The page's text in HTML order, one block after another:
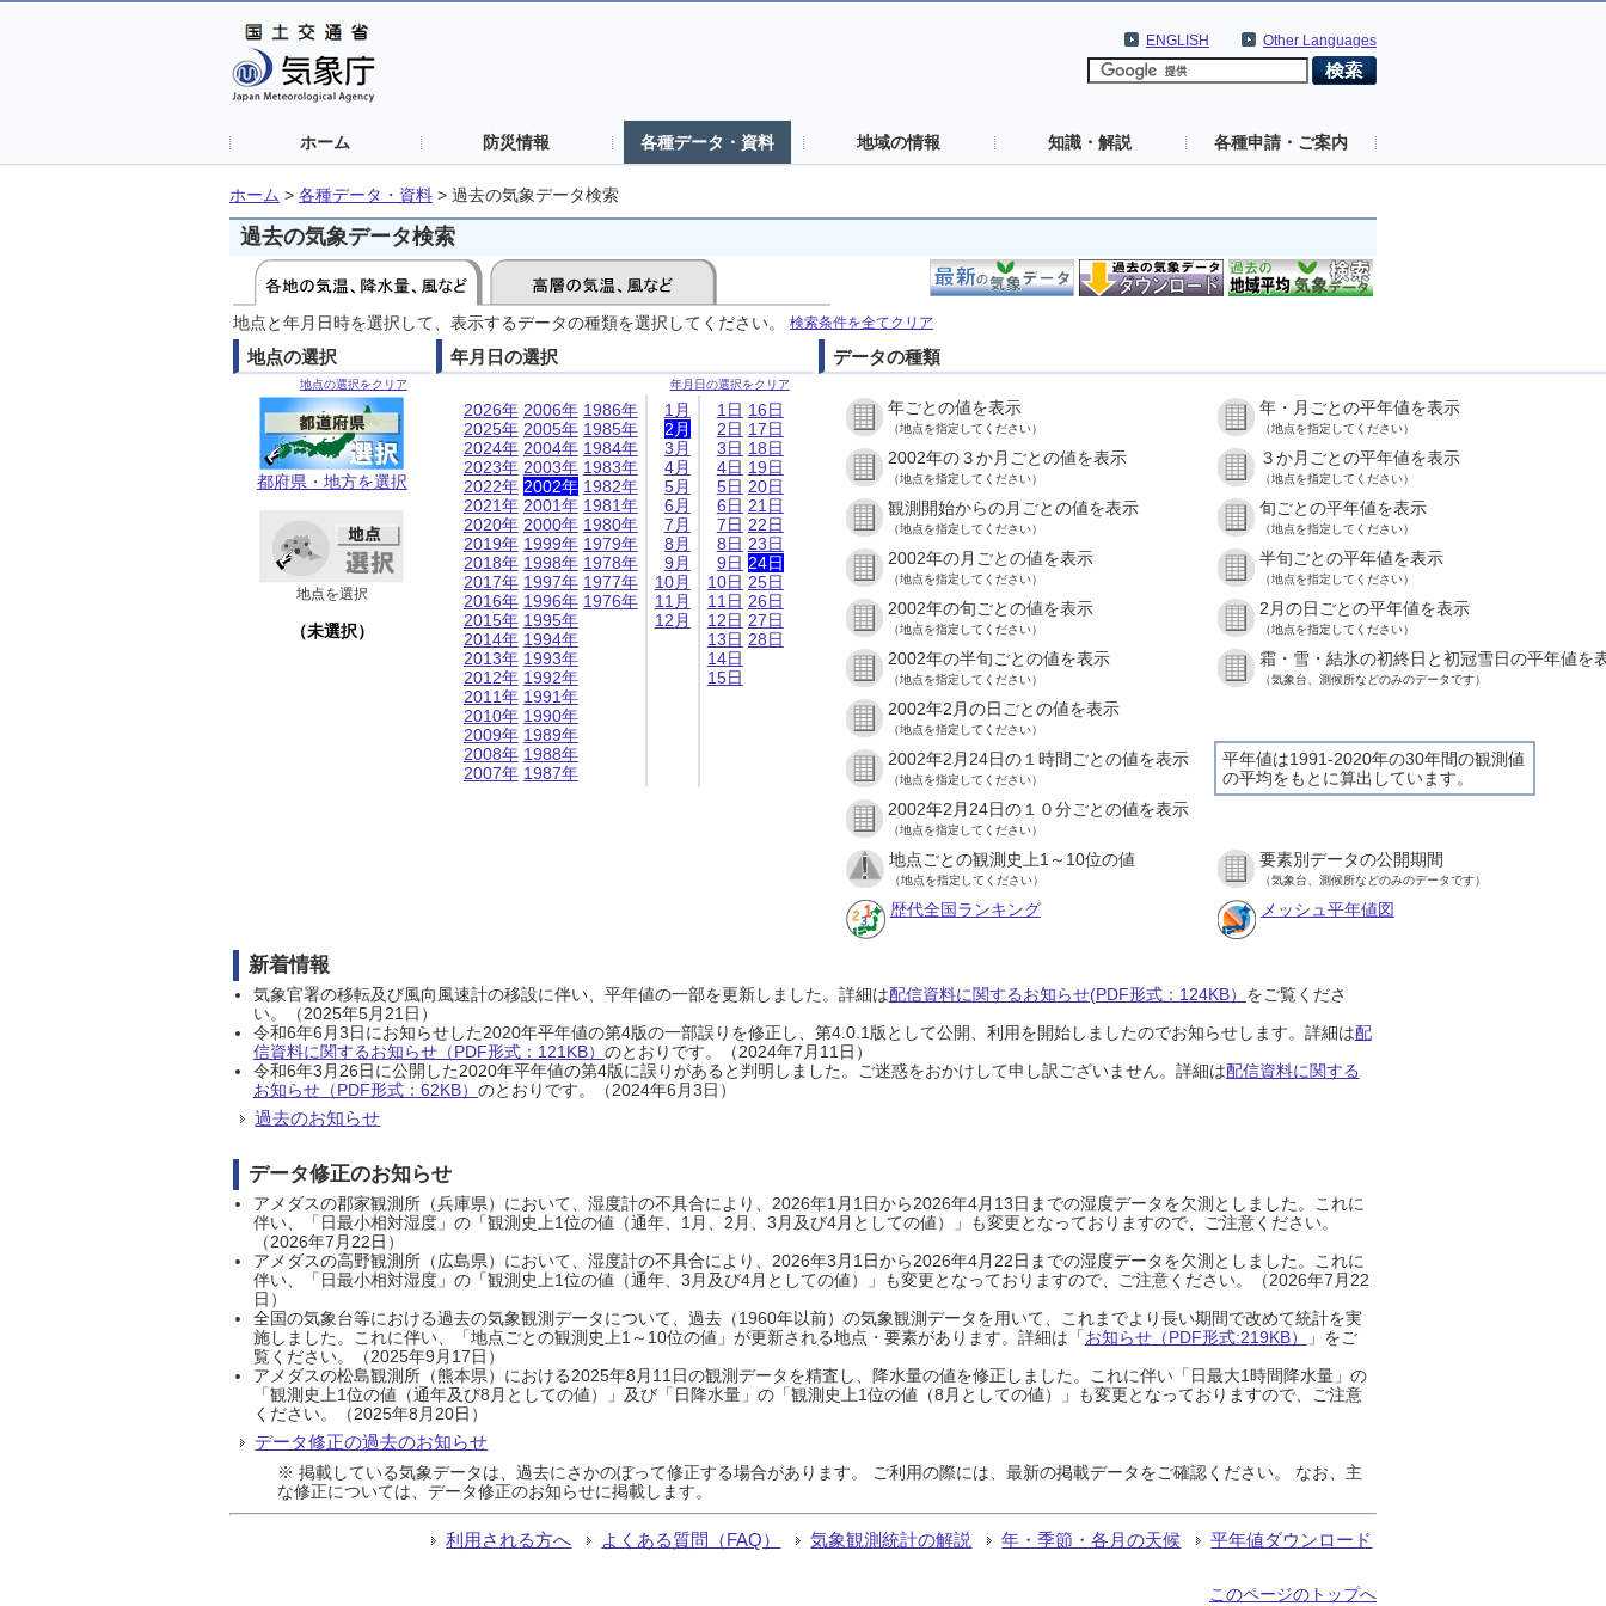
Other Languages
ENGLISH
ホーム 防災情報 各種データ・資料 地域の情報 知識・解説 各種申請・ご案内
ホーム > 各種データ・資料 > 過去の気象データ検索
過去の気象データ検索
地点と年月日時を選択して、表示するデータの種類を選択してください。 検索条件を全てクリア
地点の選択
地点の選択をクリア
都府県・地方を選択
地点を選択
（未選択）
年月日の選択
年月日の選択をクリア
2026年
2025年
2024年
2023年
2022年
2021年
2020年
2019年
2018年
2017年
2016年
2015年
2014年
2013年
2012年
2011年
2010年
2009年
2008年
2007年
2006年
2005年
2004年
2003年
2002年
2001年
2000年
1999年
1998年
1997年
1996年
1995年
1994年
1993年
1992年
1991年
1990年
1989年
1988年
1987年
1986年
1985年
1984年
1983年
1982年
1981年
1980年
1979年
1978年
1977年
1976年
1月
2月
3月
4月
5月
6月
7月
8月
9月
10月
11月
12月
1日
2日
3日
4日
5日
6日
7日
8日
9日
10日
11日
12日
13日
14日
15日
16日
17日
18日
19日
20日
21日
22日
23日
24日
25日
26日
27日
28日
データの種類
年ごとの値を表示
（地点を指定してください）
年・月ごとの平年値を表示
（地点を指定してください）
2002年の３か月ごとの値を表示
（地点を指定してください）
３か月ごとの平年値を表示
（地点を指定してください）
観測開始からの月ごとの値を表示
（地点を指定してください）
旬ごとの平年値を表示
（地点を指定してください）
2002年の月ごとの値を表示
（地点を指定してください）
半旬ごとの平年値を表示
（地点を指定してください）
2002年の旬ごとの値を表示
（地点を指定してください）
2月の日ごとの平年値を表示
（地点を指定してください）
2002年の半旬ごとの値を表示
（地点を指定してください）
霜・雪・結氷の初終日と初冠雪日の平年値を
（気象台、測候所などのみのデータです）
2002年2月の日ごとの値を表示
（地点を指定してください）
平年値は1991-2020年の30年間の観測値
の平均をもとに算出しています。
2002年2月24日の１時間ごとの値を表示
（地点を指定してください）
2002年2月24日の１０分ごとの値を表示
（地点を指定してください）
地点ごとの観測史上1～10位の値
（地点を指定してください）
要素別データの公開期間
（気象台、測候所などのみのデータです）
歴代全国ランキング メッシュ平年値図
新着情報
気象官署の移転及び風向風速計の移設に伴い、平年値の一部を更新しました。詳細は配信資料に関するお知らせ(PDF形式：124KB） をご覧くださ
い。（2025年5月21日）
令和6年6月3日にお知らせした2020年平年値の第4版の一部誤りを修正し、第4.0.1版として公開、利用を開始しましたのでお知らせします。詳細は配
信資料に関するお知らせ（PDF形式：121KB） のとおりです。（2024年7月11日）
令和6年3月26日に公開した2020年平年値の第4版に誤りがあると判明しました。ご迷惑をおかけして申し訳ございません。詳細は配信資料に関する
お知らせ（PDF形式：62KB） のとおりです。（2024年6月3日）
過去のお知らせ
データ修正のお知らせ
アメダスの郡家観測所（兵庫県）において、湿度計の不具合により、2026年1月1日から2026年4月13日までの湿度データを欠測としました。これに
伴い、「日最小相対湿度」の「観測史上1位の値（通年、1月、2月、3月及び4月としての値）」も変更となっておりますので、ご注意ください。
（2026年7月22日）
アメダスの高野観測所（広島県）において、湿度計の不具合により、2026年3月1日から2026年4月22日までの湿度データを欠測としました。これに
伴い、「日最小相対湿度」の「観測史上1位の値（通年、3月及び4月としての値）」も変更となっておりますので、ご注意ください。（2026年7月22
日）
全国の気象台等における過去の気象観測データについて、過去（1960年以前）の気象観測データを用いて、これまでより長い期間で改めて統計を実
施しました。これに伴い、「地点ごとの観測史上1～10位の値」が更新される地点・要素があります。詳細は「お知らせ（PDF形式:219KB）
」をご
覧ください。（2025年9月17日）
アメダスの松島観測所（熊本県）における2025年8月11日の観測データを精査し、降水量の値を修正しました。これに伴い「日最大1時間降水量」の
「観測史上1位の値（通年及び8月としての値）」及び「日降水量」の「観測史上1位の値（8月としての値）」も変更となっておりますので、ご注意
ください。（2025年8月20日）
データ修正の過去のお知らせ
※ 掲載している気象データは、過去にさかのぼって修正する場合があります。 ご利用の際には、最新の掲載データをご確認ください。 なお、主
な修正については、データ修正のお知らせに掲載します。
利用される方へ よくある質問（FAQ） 気象観測統計の解説 年・季節・各月の天候 平年値ダウンロード
このページのトップへ